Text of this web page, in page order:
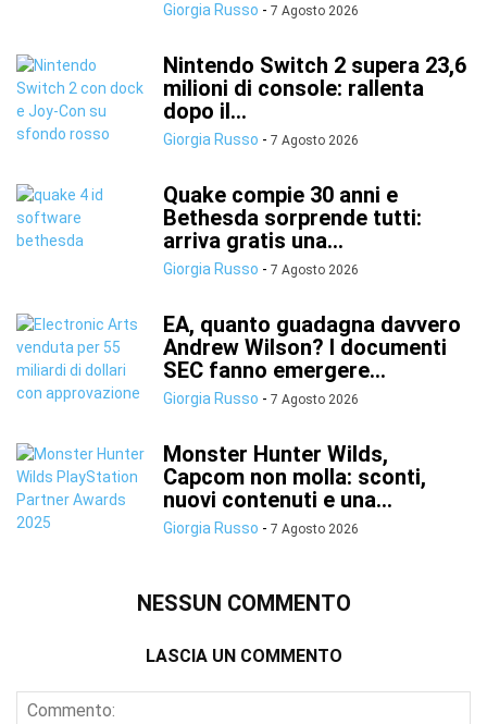
Giorgia Russo - 7 Agosto 2026
Nintendo Switch 2 supera 23,6
milioni di console: rallenta
dopo il...
Giorgia Russo - 7 Agosto 2026
Quake compie 30 anni e
Bethesda sorprende tutti:
arriva gratis una...
Giorgia Russo - 7 Agosto 2026
EA, quanto guadagna davvero
Andrew Wilson? I documenti
SEC fanno emergere...
Giorgia Russo - 7 Agosto 2026
Monster Hunter Wilds,
Capcom non molla: sconti,
nuovi contenuti e una...
Giorgia Russo - 7 Agosto 2026
NESSUN COMMENTO
LASCIA UN COMMENTO